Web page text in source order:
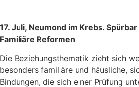
17. Juli, Neumond im Krebs.
Familiäre Reformen
Die Beziehungsthematik zieht sich
besonders familiäre und häusliche,
Bindungen, die sich einer Prüfung